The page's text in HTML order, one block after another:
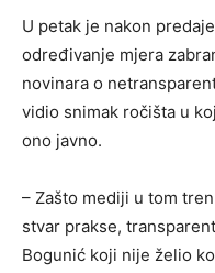
U petak je nakon
određivanje mjera
novinara o
vidio snimak ročišta u
ono javno.
– Zašto mediji u tom
stvar prakse,
Bogunić koji nije želio